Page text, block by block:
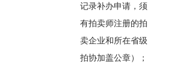
记录补办申请，须
有拍卖师注册的拍
卖企业和所在省级
拍协加盖公章）；